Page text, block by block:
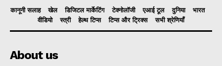
कानूनी सलाह खेल डिजिटल मार्केटिंग टेक्नोलॉजी एआई टूल दुनिया
भारत
वीडियो
स्त्री हेल्थ टिप्स टिप्स और ट्रिक्स सभी श्रेणियाँ
About us